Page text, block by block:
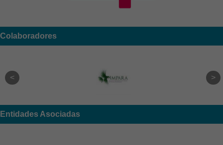
Colaboradores
Entidades Asociadas